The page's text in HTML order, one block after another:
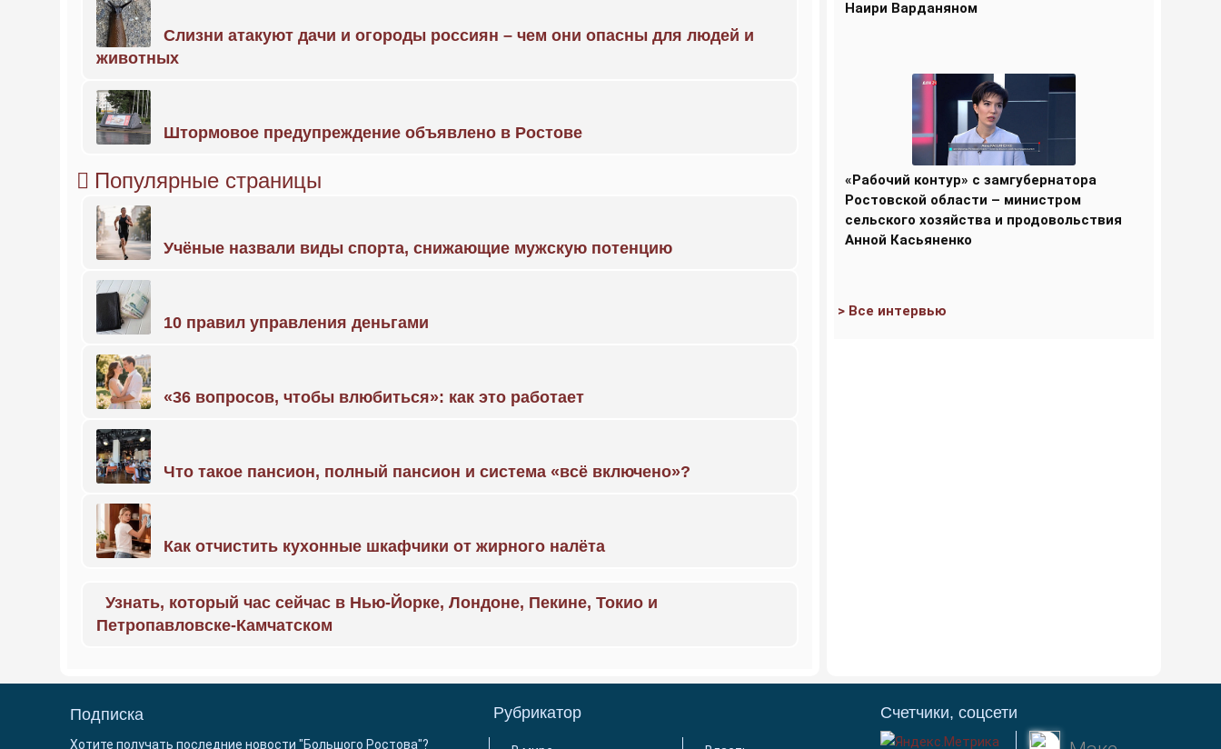
Слизни атакуют дачи и огороды россиян – чем они опасны для людей и
животных
Штормовое предупреждение объявлено в Ростове
Популярные страницы
Учёные назвали виды спорта, снижающие мужскую потенцию
10 правил управления деньгами
«36 вопросов, чтобы влюбиться»: как это работает
Что такое пансион, полный пансион и система «всё включено»?
Как отчистить кухонные шкафчики от жирного налёта
Узнать, который час сейчас в Нью-Йорке, Лондоне, Пекине, Токио и
Петропавловске-Камчатском
Наири Варданяном
«Рабочий контур» с замгубернатора
Ростовской области – министром
сельского хозяйства и продовольствия
Анной Касьяненко
> Все интервью
Подписка
Хотите получать последние новости "Большого Ростова"?
Рубрикатор Счетчики, соцсети